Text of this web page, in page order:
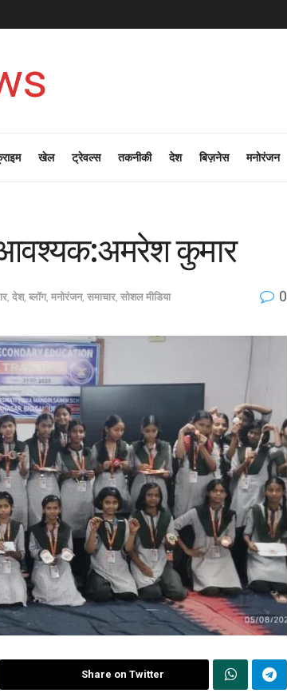
खेल ट्रेवल्स तकनीकी देश बिज़नेस मनोरंजन
कुमार
, देश, ब्लॉग, मनोरंजन, समाचार, सोशल मीडिया 0
Share on Twitter